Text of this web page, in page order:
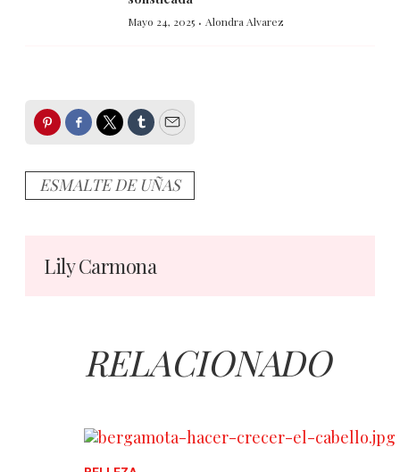
Mayo 24, 2025 · Alondra Alvarez
Pinterest
Facebook
TwitterTumblrEmail
ESMALTE DE UÑAS
Lily Carmona
RELACIONADO